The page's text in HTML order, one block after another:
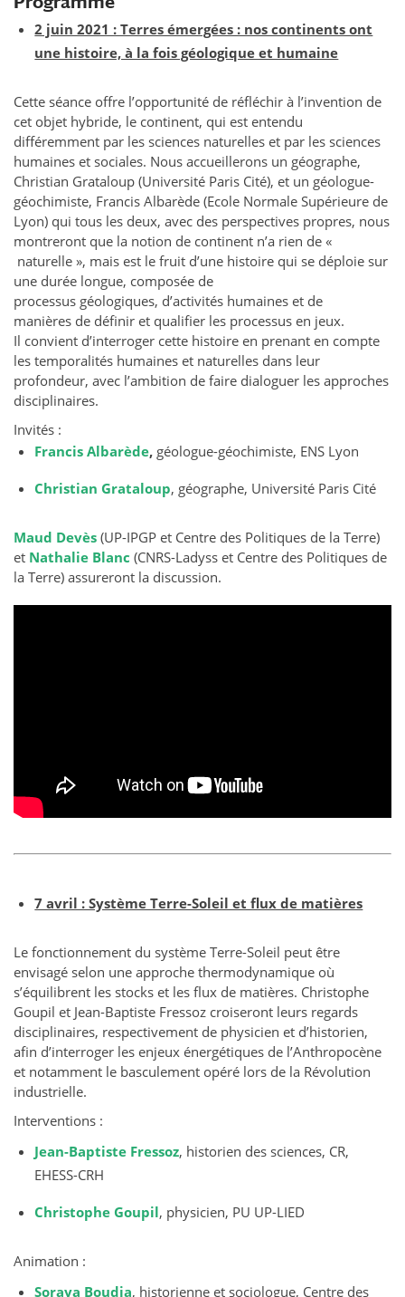
2 juin 2021 : Terres émergées : nos continents ont
une histoire, à la fois géologique et humaine
Cette séance offre l’opportunité de réfléchir à l’invention de
cet objet hybride, le continent, qui est entendu
différemment par les sciences naturelles et par les sciences
humaines et sociales. Nous accueillerons un géographe,
Christian Grataloup (Université Paris Cité), et un géologue-
géochimiste, Francis Albarède (Ecole Normale Supérieure de
Lyon) qui tous les deux, avec des perspectives propres, nous
montreront que la notion de continent n’a rien de «
naturelle », mais est le fruit d’une histoire qui se déploie sur
une durée longue, composée de
processus géologiques, d’activités humaines et de
manières de définir et qualifier les processus en jeux.
Il convient d’interroger cette histoire en prenant en compte
les temporalités humaines et naturelles dans leur
profondeur, avec l’ambition de faire dialoguer les approches
disciplinaires.
Invités :
Francis Albarède, géologue-géochimiste, ENS Lyon
Christian Grataloup, géographe, Université Paris Cité
Maud Devès (UP-IPGP et Centre des Politiques de la Terre)
et Nathalie Blanc (CNRS-Ladyss et Centre des Politiques de
la Terre) assureront la discussion.
7 avril : Système Terre-Soleil et flux de matières
Le fonctionnement du système Terre-Soleil peut être
envisagé selon une approche thermodynamique où
s’équilibrent les stocks et les flux de matières. Christophe
Goupil et Jean-Baptiste Fressoz croiseront leurs regards
disciplinaires, respectivement de physicien et d’historien,
afin d’interroger les enjeux énergétiques de l’Anthropocène
et notamment le basculement opéré lors de la Révolution
industrielle.
Interventions :
Jean-Baptiste Fressoz, historien des sciences, CR,
EHESS-CRH
Christophe Goupil, physicien, PU UP-LIED
Animation :
Soraya Boudia, historienne et sociologue, Centre des